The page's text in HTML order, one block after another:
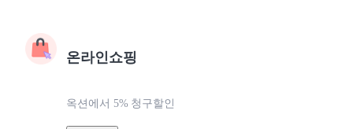
온라인쇼핑
옥션에서 5% 청구할인